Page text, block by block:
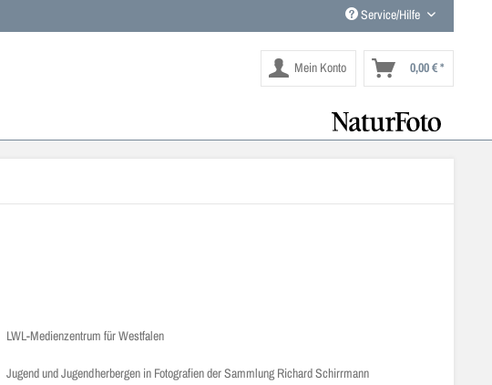
Service/Hilfe
Mein Konto 0,00 € *
LWL-Medienzentrum für Westfalen
Jugend und Jugendherbergen in Fotografien der Sammlung Richard Schirrmann